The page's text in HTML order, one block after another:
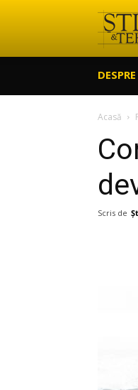
Acasă
Scris de